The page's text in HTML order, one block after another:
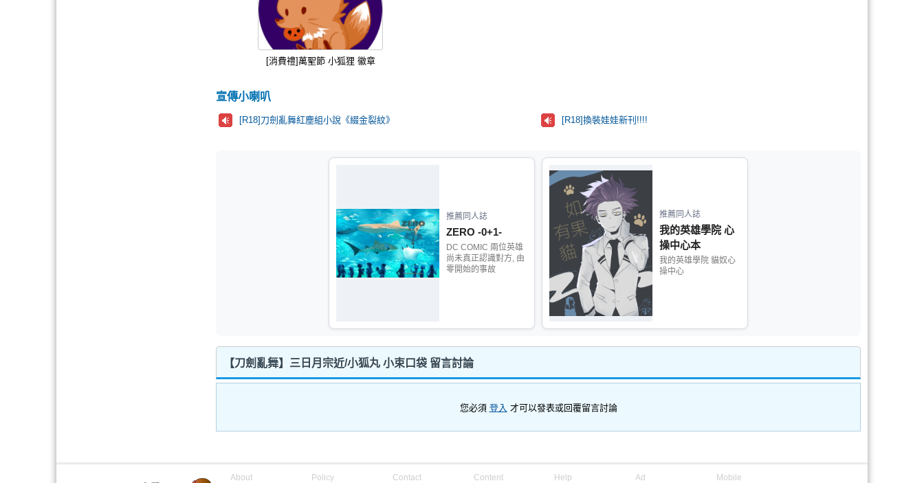
[消費禮]萬聖節 小狐狸 徽章
宣傳小喇叭
[R18]刀劍亂舞紅塵組小說《綴金裂紋》 [R18]換裝娃娃新刊!!!!
推薦同人誌
ZERO -0+1-
DC COMIC 兩位英雄
尚未真正認識對方, 由
零開始的事故
推薦同人誌
我的英雄學院 心
操中心本
我的英雄學院 貓奴心
操中心
【刀劍亂舞】三日月宗近/小狐丸 小束口袋 留言討論
您必須 登入 才可以發表或回覆留言討論
About Policy Contact Content Help Ad Mobile